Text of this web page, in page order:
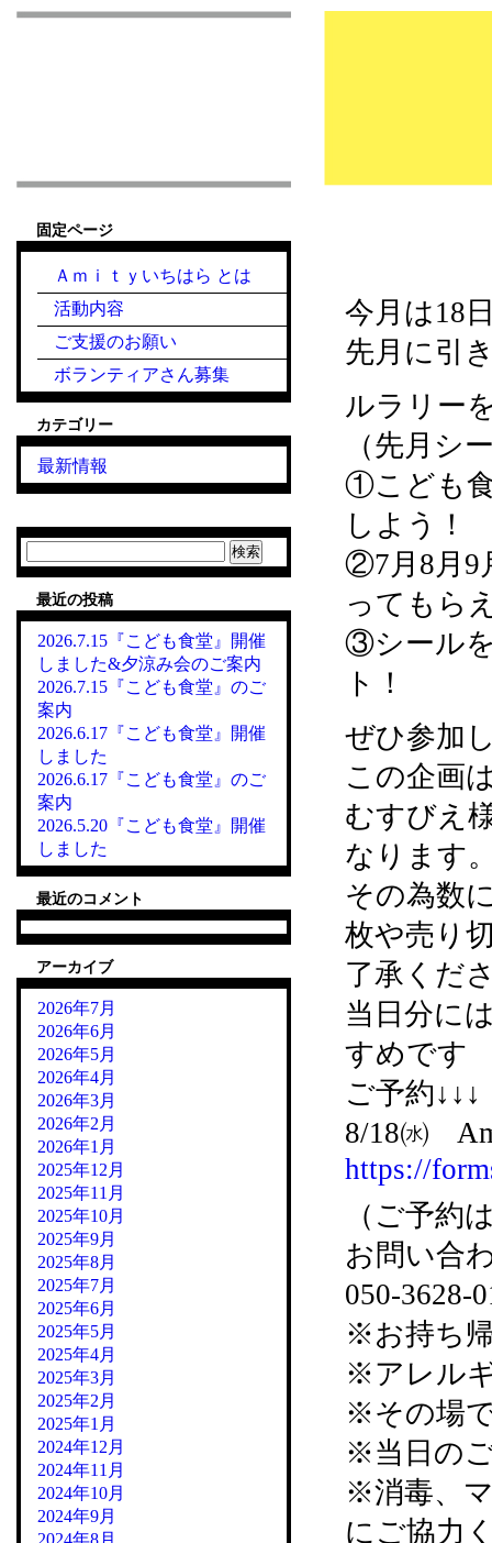
今月は18
先月に引
ルラリー
（先月シ
①こども
しよう！
②7月8月9
ってもら
③シール
ト！
ぜひ参加
この企画
むすびえ
なります
その為数
枚や売り
了承くだ
当日分に
すめです
ご予約↓↓↓
8/18㈬
https://
（ご予約
お問い合
050-3628-
※お持ち
※アレル
※その場
※当日の
※消毒、
にご協力
固定ページ
Ａｍｉｔｙいちはら とは
活動内容
ご支援のお願い
ボランティアさん募集
カテゴリー
最新情報
索:
最近の投稿
2026.7.15『こども食堂』開催
しました&夕涼み会のご案内
2026.7.15『こども食堂』のご
案内
2026.6.17『こども食堂』開催
しました
2026.6.17『こども食堂』のご
案内
2026.5.20『こども食堂』開催
しました
最近のコメント
アーカイブ
2026年7月
2026年6月
2026年5月
2026年4月
2026年3月
2026年2月
2026年1月
2025年12月
2025年11月
2025年10月
2025年9月
2025年8月
2025年7月
2025年6月
2025年5月
2025年4月
2025年3月
2025年2月
2025年1月
2024年12月
2024年11月
2024年10月
2024年9月
2024年8月